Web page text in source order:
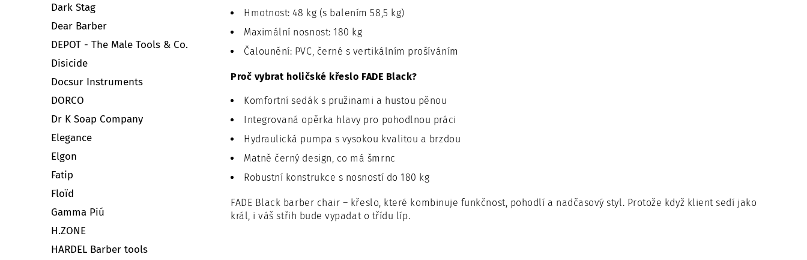
Dark Stag
Dear Barber
DEPOT - The Male Tools & Co.
Disicide
Docsur Instruments
DORCO
Dr K Soap Company
Elegance
Elgon
Fatip
Floïd
Gamma Piú
H.ZONE
HARDEL Barber tools
Hmotnost: 48 kg (s balením 58,5 kg)
Maximální nosnost: 180 kg
Čalounění: PVC, černé s vertikálním prošíváním
Proč vybrat holičské křeslo FADE Black?
Komfortní sedák s pružinami a hustou pěnou
Integrovaná opěrka hlavy pro pohodlnou práci
Hydraulická pumpa s vysokou kvalitou a brzdou
Matně černý design, co má šmrnc
Robustní konstrukce s nosností do 180 kg
FADE Black barber chair – křeslo, které kombinuje funkčnost, pohodlí a nadčasový styl. Protože když klient sedí jako
král, i váš střih bude vypadat o třídu líp.